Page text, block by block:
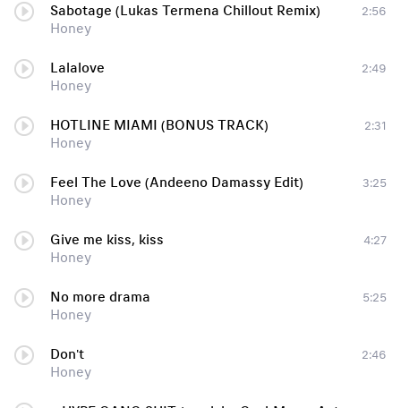
Sabotage (Lukas Termena Chillout Remix)
Honey
2:56
Lalalove
Honey
2:49
HOTLINE MIAMI (BONUS TRACK)
Honey
2:31
Feel The Love (Andeeno Damassy Edit)
Honey
3:25
Give me kiss, kiss
Honey
4:27
No more drama
Honey
5:25
Don't
Honey
2:46